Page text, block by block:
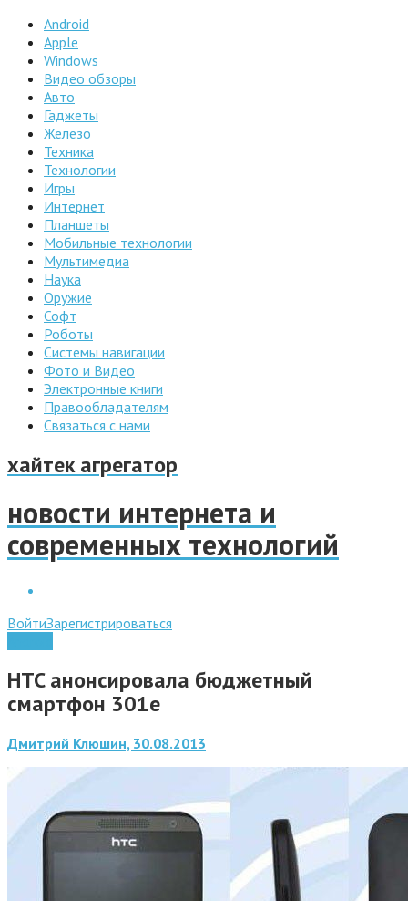
Android
Apple
Windows
Видео обзоры
Авто
Гаджеты
Железо
Техника
Технологии
Игры
Интернет
Планшеты
Мобильные технологии
Мультимедиа
Наука
Оружие
Софт
Роботы
Системы навигации
Фото и Видео
Электронные книги
Правообладателям
Связаться с нами
хайтек агрегатор
новости интернета и
современных технологий
ВойтиЗарегистрироваться
HTC анонсировала бюджетный
смартфон 301e
Дмитрий Клюшин, 30.08.2013